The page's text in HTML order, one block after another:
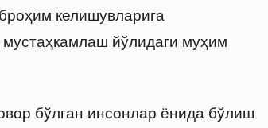
келишувларига
йўлидаги муҳим
бўлган инсонлар ёнида бўлиш